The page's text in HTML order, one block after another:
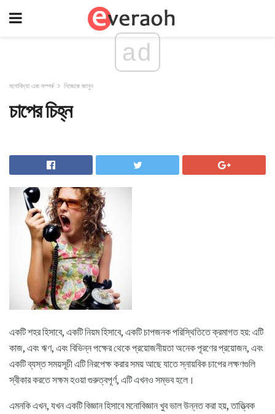
ad
মনোবিদ্যা এবং সম্পর্ক নিজেকে জানুন
চাপের চিহ্ন
একটি শহর হিসাবে, একটি নিয়ম হিসাবে, একটি চাপজনক পরিস্থিতিতে ক্রমাগত হয়: এটি
কাজ, এবং ঋণ, এবং বিভিন্ন পক্ষের থেকে প্রয়োজনীয়তা অনেক পূরণের প্রয়োজন, এবং
একটি ব্যস্ত সময়সূচী এটি নিরপেক্ষ করার সময় আছে যাতে স্নায়বিক চাপের লক্ষণগুলি
স্বীকার করতে সক্ষম হওয়া গুরুত্বপূর্ণ, এটি এখনও সম্ভব হলে।
এমনকি এখন, যখন একটি বিজ্ঞান হিসাবে মনোবিজ্ঞান খুব ভাল উন্নত করা হয়, তাত্ত্বিক